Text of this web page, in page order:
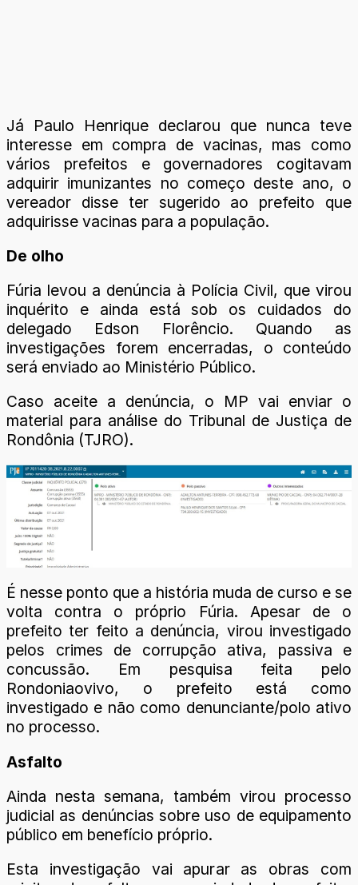
Já Paulo Henrique declarou que nunca teve
interesse em compra de vacinas, mas como
vários prefeitos e governadores cogitavam
adquirir imunizantes no começo deste ano, o
vereador disse ter sugerido ao prefeito que
adquirisse vacinas para a população.
De olho
Fúria levou a denúncia à Polícia Civil, que virou
inquérito e ainda está sob os cuidados do
delegado Edson Florêncio. Quando as
investigações forem encerradas, o conteúdo
será enviado ao Ministério Público.
Caso aceite a denúncia, o MP vai enviar o
material para análise do Tribunal de Justiça de
Rondônia (TJRO).
É nesse ponto que a história muda de curso e se
volta contra o próprio Fúria. Apesar de o
prefeito ter feito a denúncia, virou investigado
pelos crimes de corrupção ativa, passiva e
concussão. Em pesquisa feita pelo
Rondoniaovivo, o prefeito está como
investigado e não como denunciante/polo ativo
no processo.
Asfalto
Ainda nesta semana, também virou processo
judicial as denúncias sobre uso de equipamento
público em benefício próprio.
Esta investigação vai apurar as obras com